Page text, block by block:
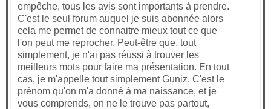
empêche, tous les avis sont importants à prendre.
C'est le seul forum auquel je suis abonnée alors
cela me permet de connaitre mieux tout ce que
l'on peut me reprocher. Peut-être que, tout
simplement, je n'ai pas réussi à trouver les
meilleurs mots pour faire ma présentation. En tout
cas, je m'appelle tout simplement Guniz. C'est le
prénom qu'on m'a donné à ma naissance, et je
vous comprends, on ne le trouve pas partout,